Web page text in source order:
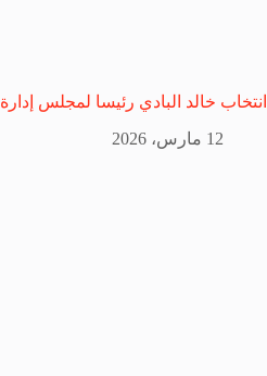
انتخاب خالد البادي رئيسا لمجلس إدارة
12 مارس، 2026